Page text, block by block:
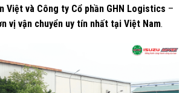
Việt và Công ty Cổ phần GHN Logistics –
vị vận chuyển uy tín nhất tại Việt Nam.